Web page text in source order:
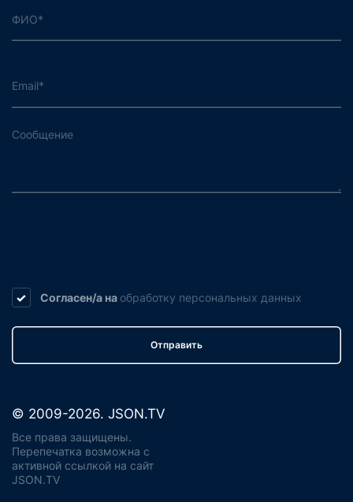
Согласен/а на обработку персональных данных
Отправить
© 2009-2026. JSON.TV
Все права защищены.
Перепечатка возможна с
активной ссылкой на сайт
JSON.TV